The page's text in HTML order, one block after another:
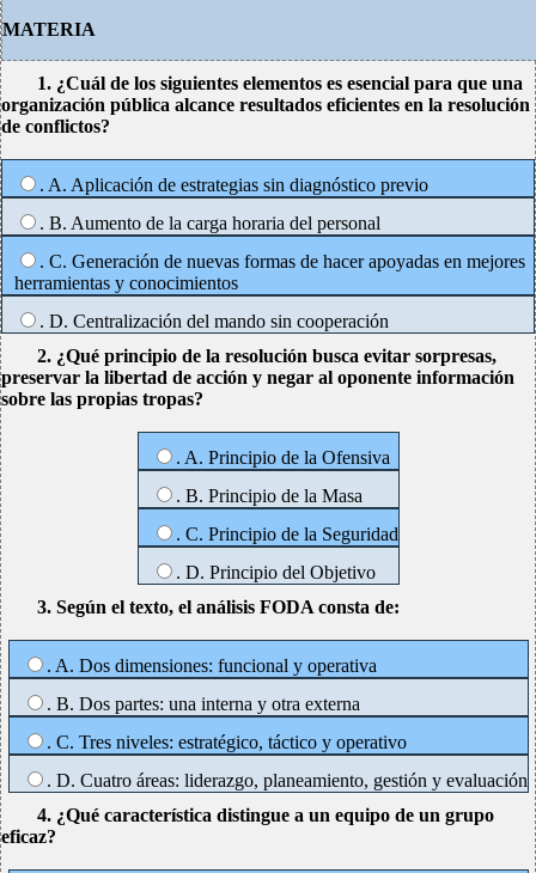
MATERIA
1. ¿Cuál de los siguientes elementos es esencial para que una
organización pública alcance resultados eficientes en la resolución
de conflictos?
. A. Aplicación de estrategias sin diagnóstico previo
. B. Aumento de la carga horaria del personal
. C. Generación de nuevas formas de hacer apoyadas en mejores
herramientas y conocimientos
. D. Centralización del mando sin cooperación
2. ¿Qué principio de la resolución busca evitar sorpresas,
preservar la libertad de acción y negar al oponente información
sobre las propias tropas?
. A. Principio de la Ofensiva
. B. Principio de la Masa
. C. Principio de la Seguridad
. D. Principio del Objetivo
3. Según el texto, el análisis FODA consta de:
. A. Dos dimensiones: funcional y operativa
. B. Dos partes: una interna y otra externa
. C. Tres niveles: estratégico, táctico y operativo
. D. Cuatro áreas: liderazgo, planeamiento, gestión y evaluación
4. ¿Qué característica distingue a un equipo de un grupo
eficaz?